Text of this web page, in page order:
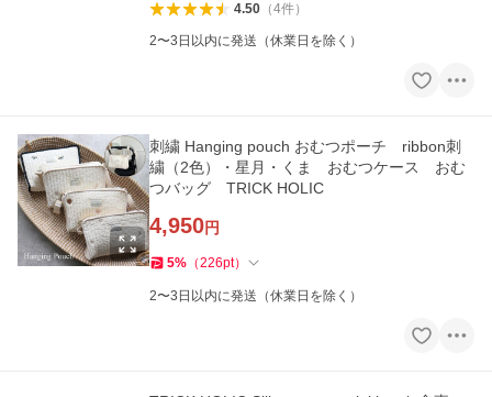
4.50（4件）
2〜3日以内に発送（休業日を除く）
刺繍 Hanging pouch おむつポーチ ribbon刺
繍（2色）・星月・くま おむつケース おむ
つバッグ TRICK HOLIC
4,950円
5% （226pt）
2〜3日以内に発送（休業日を除く）